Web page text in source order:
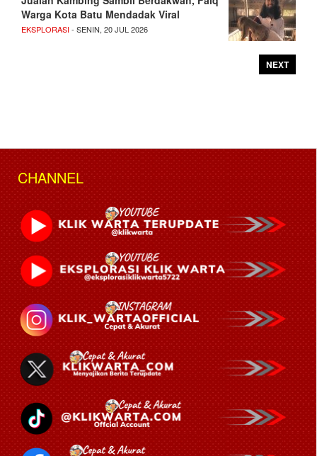
Warga Kota Batu Mendadak Viral
EKSPLORASI- SENIN, 20 JUL 2026
NEXT
CHANNEL